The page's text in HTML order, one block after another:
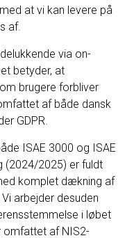
at vi kan levere på
af.
via on-
betyder, at
brugere forbliver
af både dansk
GDPR.
ISAE 3000 og ISAE
(2024/2025) er fuldt
komplet dækning af
arbejder desuden
i løbet
omfattet af NIS2-